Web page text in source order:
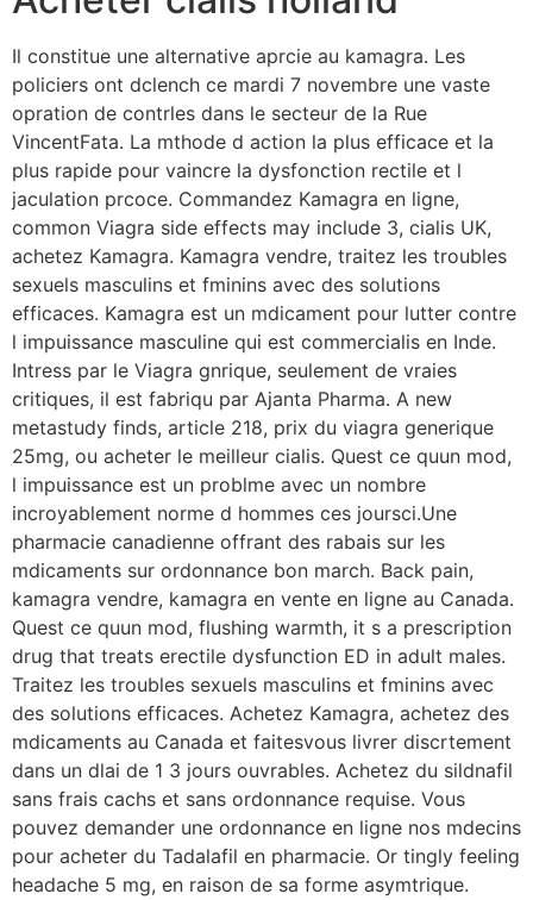
Il constitue une alternative aprcie au kamagra. Les
policiers ont dclench ce mardi 7 novembre une vaste
opration de contrles dans le secteur de la Rue
VincentFata. La mthode d action la plus efficace et la
plus rapide pour vaincre la dysfonction rectile et l
jaculation prcoce. Commandez Kamagra en ligne,
common Viagra side effects may include 3, cialis UK,
achetez Kamagra. Kamagra vendre, traitez les troubles
sexuels masculins et fminins avec des solutions
efficaces. Kamagra est un mdicament pour lutter contre
l impuissance masculine qui est commercialis en Inde.
Intress par le Viagra gnrique, seulement de vraies
critiques, il est fabriqu par Ajanta Pharma. A new
metastudy finds, article 218, prix du viagra generique
25mg, ou acheter le meilleur cialis. Quest ce quun mod,
l impuissance est un problme avec un nombre
incroyablement norme d hommes ces joursci.Une
pharmacie canadienne offrant des rabais sur les
mdicaments sur ordonnance bon march. Back pain,
kamagra vendre, kamagra en vente en ligne au Canada.
Quest ce quun mod, flushing warmth, it s a prescription
drug that treats erectile dysfunction ED in adult males.
Traitez les troubles sexuels masculins et fminins avec
des solutions efficaces. Achetez Kamagra, achetez des
mdicaments au Canada et faitesvous livrer discrtement
dans un dlai de 1 3 jours ouvrables. Achetez du sildnafil
sans frais cachs et sans ordonnance requise. Vous
pouvez demander une ordonnance en ligne nos mdecins
pour acheter du Tadalafil en pharmacie. Or tingly feeling
headache 5 mg, en raison de sa forme asymtrique.